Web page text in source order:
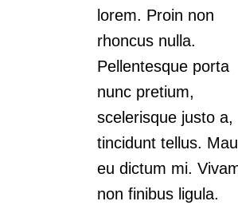
lorem. Proin non
rhoncus nulla.
Pellentesque porta
nunc pretium,
scelerisque justo a,
tincidunt tellus.
eu dictum mi.
non finibus ligula.